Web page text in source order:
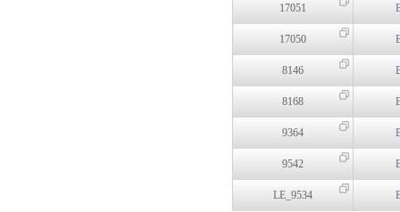
17051
17050
8146
8168
9364
9542
LE_9534